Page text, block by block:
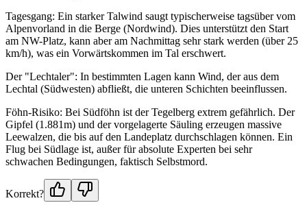
Tagesgang: Ein starker Talwind saugt typischerweise tagsüber vom
Alpenvorland in die Berge (Nordwind). Dies unterstützt den Start
am NW-Platz, kann aber am Nachmittag sehr stark werden (über 25
km/h), was ein Vorwärtskommen im Tal erschwert.
Der "Lechtaler": In bestimmten Lagen kann Wind, der aus dem
Lechtal (Südwesten) abfließt, die unteren Schichten beeinflussen.
Föhn-Risiko: Bei Südföhn ist der Tegelberg extrem gefährlich. Der
Gipfel (1.881m) und der vorgelagerte Säuling erzeugen massive
Leewalzen, die bis auf den Landeplatz durchschlagen können. Ein
Flug bei Südlage ist, außer für absolute Experten bei sehr
schwachen Bedingungen, faktisch Selbstmord.
Korrekt?